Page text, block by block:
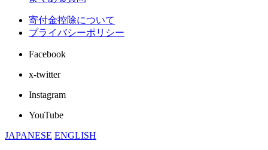
寄付金控除について
プライバシーポリシー
Facebook
x-twitter
Instagram
YouTube
JAPANESE ENGLISH